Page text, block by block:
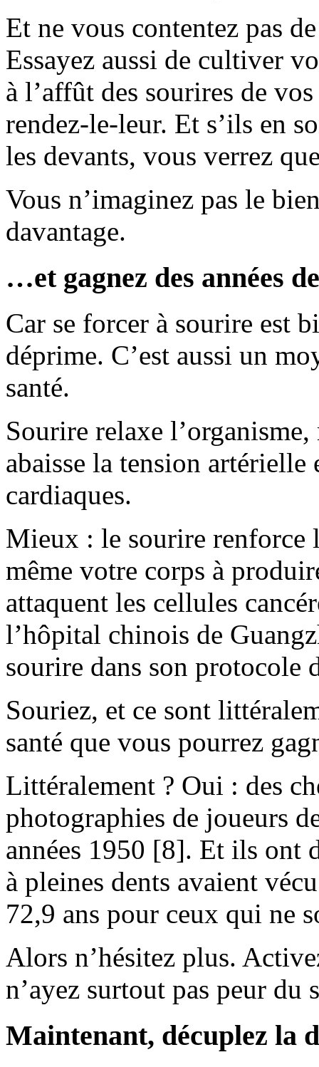
Et ne vous contentez pas
Essayez aussi de cultiver
à l’affût des sourires de
rendez-le-leur. Et s’ils en
les devants, vous verrez
Vous n’imaginez pas le
davantage.
…et gagnez des années
Car se forcer à sourire est
déprime. C’est aussi un
santé.
Sourire relaxe
abaisse la tension
cardiaques.
Mieux : le sourire renforce
même votre corps à
attaquent les cellules
l’hôpital chinois de
sourire dans son protocole
Souriez, et ce sont
santé que vous pourrez
Littéralement ? Oui : des
photographies de joueurs
années 1950 [8]. Et ils ont
à pleines dents avaient
72,9 ans pour ceux qui ne
Alors n’hésitez plus.
n’ayez surtout pas peur du
Maintenant, décuplez la